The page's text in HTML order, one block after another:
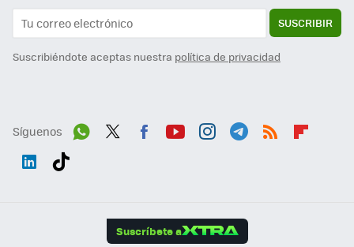
SUSCRIBIR
Suscribiéndote aceptas nuestra política de privacidad
Síguenos
Suscríbete a